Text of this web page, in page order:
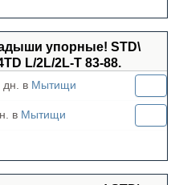
упорные! STD\
L/2L/2L-T 83-88.
дн. в Мытищи
в Мытищи